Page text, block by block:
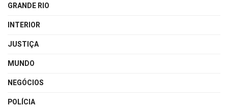
GRANDE RIO
INTERIOR
JUSTIÇA
MUNDO
NEGÓCIOS
POLÍCIA